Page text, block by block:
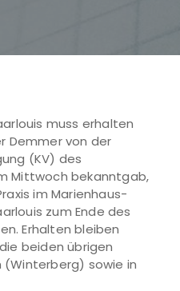
muss erhalten
Demmer von der
(KV) des
Mittwoch bekanntgab,
im Marienhaus-
zum Ende des
Erhalten bleiben
beiden übrigen
sowie in